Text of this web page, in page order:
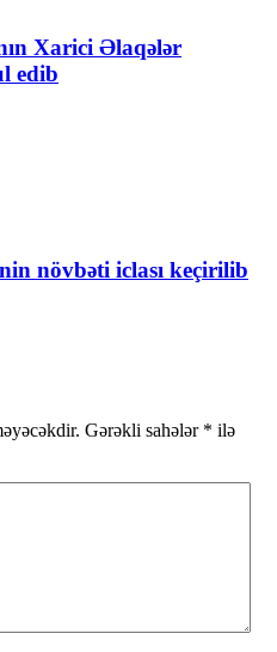
Xarici Əlaqələr
edib
növbəti iclası keçirilib
Gərəkli sahələr * ilə